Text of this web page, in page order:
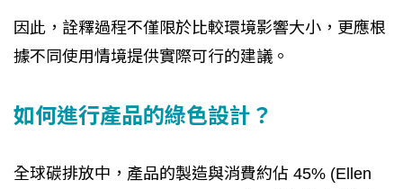
因此，詮釋過程不僅限於比較環境影響大小，更應根
據不同使用情境提供實際可行的建議。
如何進行產品的綠色設計？
全球碳排放中，產品的製造與消費約佔 45% (Ellen